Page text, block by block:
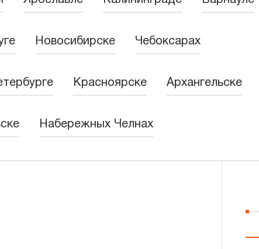
Новосибирске Чебоксарах
Красноярске Архангельске
Набережных Челнах